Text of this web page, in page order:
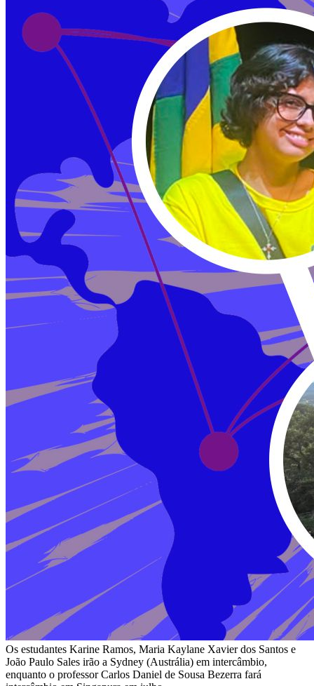
Os estudantes Karine Ramos, Maria Kaylane Xavier dos Santos e
João Paulo Sales irão a Sydney (Austrália) em intercâmbio,
enquanto o professor Carlos Daniel de Sousa Bezerra fará